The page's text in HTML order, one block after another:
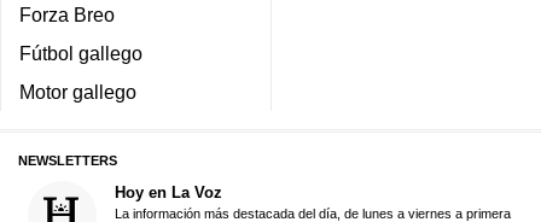
Forza Breo
Fútbol gallego
Motor gallego
NEWSLETTERS
Hoy en La Voz
La información más destacada del día, de lunes a viernes a primera